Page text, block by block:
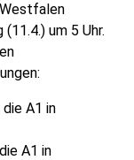
um 5 Uhr.
A1 in
A1 in